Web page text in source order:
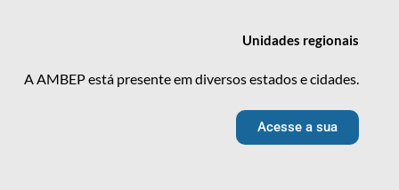
Unidades regionais
A AMBEP está presente em diversos estados e cidades.
Acesse a sua